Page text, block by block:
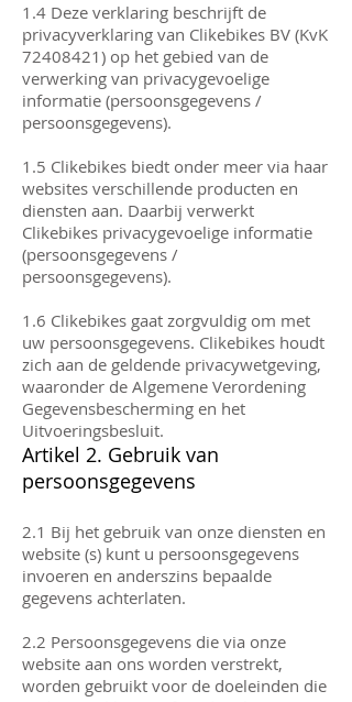
1.4 Deze verklaring beschrijft de
privacyverklaring van Clikebikes BV (KvK
72408421) op het gebied van de
verwerking van privacygevoelige
informatie (persoonsgegevens /
persoonsgegevens).
1.5 Clikebikes biedt onder meer via haar
websites verschillende producten en
diensten aan. Daarbij verwerkt
Clikebikes privacygevoelige informatie
(persoonsgegevens /
persoonsgegevens).
1.6 Clikebikes gaat zorgvuldig om met
uw persoonsgegevens. Clikebikes houdt
zich aan de geldende privacywetgeving,
waaronder de Algemene Verordening
Gegevensbescherming en het
Uitvoeringsbesluit.
Artikel 2. Gebruik van
persoonsgegevens
2.1 Bij het gebruik van onze diensten en
website (s) kunt u persoonsgegevens
invoeren en anderszins bepaalde
gegevens achterlaten.
2.2 Persoonsgegevens die via onze
website aan ons worden verstrekt,
worden gebruikt voor de doeleinden die